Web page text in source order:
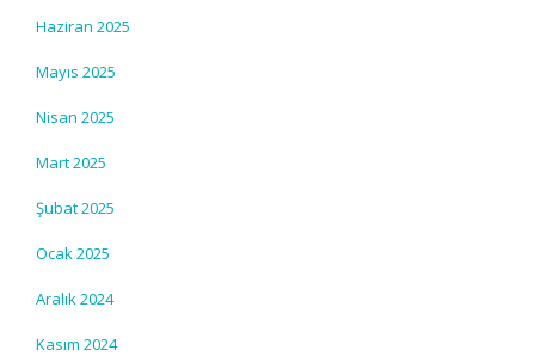
Haziran 2025
Mayıs 2025
Nisan 2025
Mart 2025
Şubat 2025
Ocak 2025
Aralık 2024
Kasım 2024